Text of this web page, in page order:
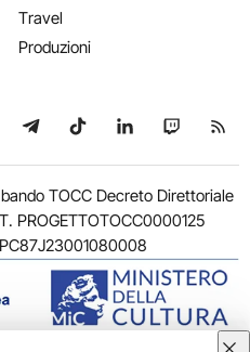
Travel
Produzioni
YouTube
su WhatsApp
Seguici su Telegram
Seguici su TikTok
Seguici su
Seguici
TOCC Decreto Direttoriale
PROGETTOTOCC0000125